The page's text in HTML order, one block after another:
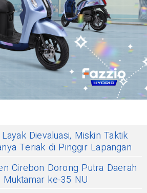
Dievaluasi, Miskin Taktik
Teriak di Pinggir Lapangan
Cirebon Dorong Putra Daerah
ke-35 NU